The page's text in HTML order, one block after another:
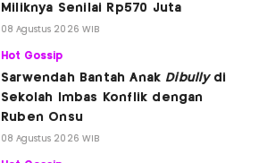
Miliknya Senilai Rp570 Juta
08 Agustus 2026 WIB
Hot Gossip
Sarwendah Bantah Anak Dibullydi
Sekolah Imbas Konflik dengan
Ruben Onsu
08 Agustus 2026 WIB